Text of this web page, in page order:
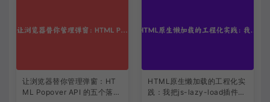
让浏览器替你管理弹窗：HT
ML Popover API 的五个落地
HTML原生懒加载的工程化实
践：我把js-lazy-load插件从